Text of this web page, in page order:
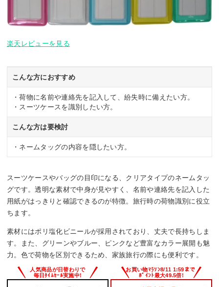
楽天レビューを見る
こんな方におすすめ
・荷物に名前や連絡先を記入して、紛失時に備えたい方。
・スーツケースを識別したい方。
こんな方は要検討
・ネームタッグの内容を隠したい方。
スーツケースやバッグの目印になる、クリアタイプのネームタッ
グです。透明な素材で中身が見やすく、名前や連絡先を記入した
用紙がはっきりと確認できるのが特徴。旅行時の荷物識別に役立
ちます。
素材にはポリ塩化ビニールが採用されており、丈夫で長持ちしま
す。また、グリーンやブルー、ピンクなど豊富なカラー展開も魅
力。色で荷物を区別できるため、家族旅行の際にも便利です。